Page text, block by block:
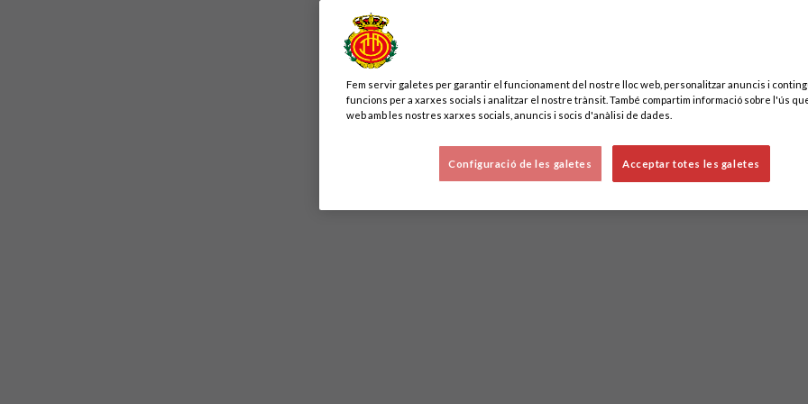
Fem servir galetes per garantir el funcionament del nostre lloc web, personalitzar anuncis i
funcions per a xarxes socials i analitzar el nostre trànsit. També compartim informació sobre l'ús
web amb les nostres xarxes socials, anuncis i socis d'anàlisi de dades.
Acceptar totes les galetes
Configuració de les galetes